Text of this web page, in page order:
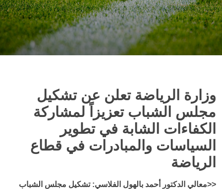
وزارة الرياضة تعلن عن تشكيل
مجلس الشباب تعزيزاً لمشاركة
الكفاءات الشابة في تطوير
السياسات والمبادرات في قطاع
الرياضة
<<معالي الدكتور أحمد بالهول الفلاسي: تشكيل مجلس الشباب